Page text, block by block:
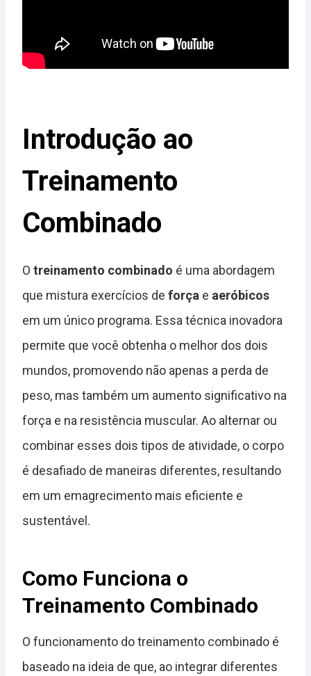
Introdução ao
Treinamento
Combinado
O treinamento combinado é uma abordagem
que mistura exercícios de força e aeróbicos
em um único programa. Essa técnica inovadora
permite que você obtenha o melhor dos dois
mundos, promovendo não apenas a perda de
peso, mas também um aumento significativo na
força e na resistência muscular. Ao alternar ou
combinar esses dois tipos de atividade, o corpo
é desafiado de maneiras diferentes, resultando
em um emagrecimento mais eficiente e
sustentável.
Como Funciona o
Treinamento Combinado
O funcionamento do treinamento combinado é
baseado na ideia de que, ao integrar diferentes